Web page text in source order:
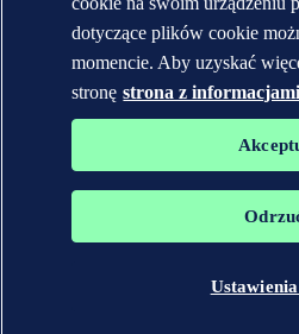
dotyczące plików cookie
momencie. Aby uzyskać
stronę strona z